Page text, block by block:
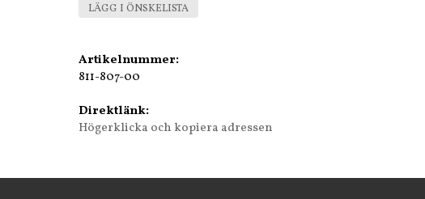
LÄGG I ÖNSKELISTA
Artikelnummer:
811-807-00
Direktlänk:
Högerklicka och kopiera adressen